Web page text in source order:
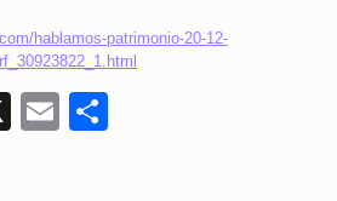
hablamos-patrimonio-20-12-
X Email